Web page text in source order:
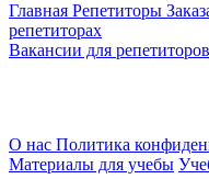
Главная Репетиторы
репетиторах
Вакансии для репетиторов
О нас Политика
Материалы для учебы